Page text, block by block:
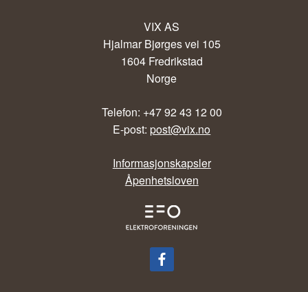
VIX AS
Hjalmar Bjørges vei 105
1604 Fredrikstad
Norge
Telefon: +47 92 43 12 00
E-post:post@vix.no
Informasjonskapsler
Åpenhetsloven